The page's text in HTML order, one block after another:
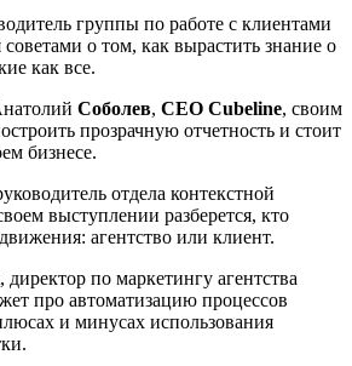
группы по работе с клиентами
советами о том, как вырастить знание о
как все.
Соболев, CEO Cubeline, своим
прозрачную отчетность и стоит
бизнесе.
отдела контекстной
выступлении разберется, кто
агентство или клиент.
, директор по маркетингу агентства
про автоматизацию процессов
и минусах использования